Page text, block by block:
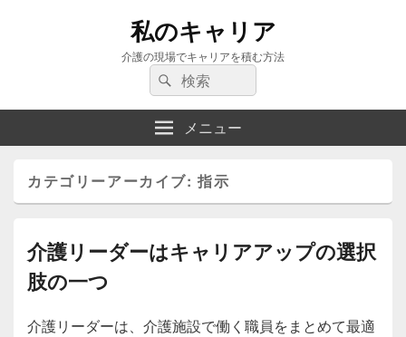
私のキャリア
介護の現場でキャリアを積む方法
検
索:
検
索
メニュー
カテゴリーアーカイブ:指示
介護リーダーはキャリアアップの選択
肢の一つ
介護リーダーは、介護施設で働く職員をまとめて最適